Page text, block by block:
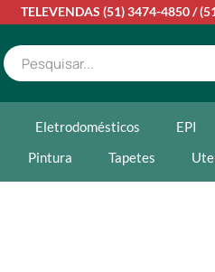
TELEVENDAS (51) 3474-4850/
Eletrodomésticos EPI
Pintura Tapetes